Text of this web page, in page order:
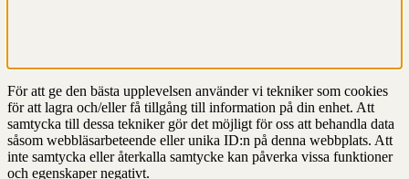
För att ge den bästa upplevelsen använder vi tekniker som cookies
för att lagra och/eller få tillgång till information på din enhet. Att
samtycka till dessa tekniker gör det möjligt för oss att behandla data
såsom webbläsarbeteende eller unika ID:n på denna webbplats. Att
inte samtycka eller återkalla samtycke kan påverka vissa funktioner
och egenskaper negativt.